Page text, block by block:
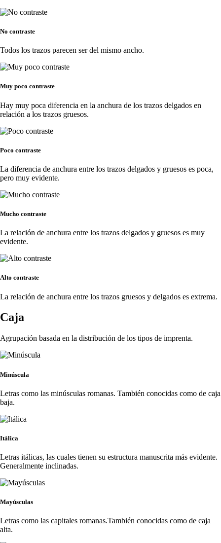
No contraste
Todos los trazos parecen ser del mismo ancho.
Muy poco contraste
Hay muy poca diferencia en la anchura de los trazos delgados en
relación a los trazos gruesos.
Poco contraste
La diferencia de anchura entre los trazos delgados y gruesos es poca,
pero muy evidente.
Mucho contraste
La relación de anchura entre los trazos delgados y gruesos es muy
evidente.
Alto contraste
La relación de anchura entre los trazos gruesos y delgados es extrema.
Caja
Agrupación basada en la distribución de los tipos de imprenta.
Minúscula
Letras como las minúsculas romanas. También conocidas como de caja
baja.
Itálica
Letras itálicas, las cuales tienen su estructura manuscrita más evidente.
Generalmente inclinadas.
Mayúsculas
Letras como las capitales romanas.También conocidas como de caja
alta.